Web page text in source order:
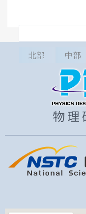
北部 中部